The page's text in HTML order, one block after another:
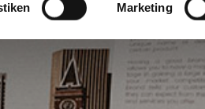
Marketing